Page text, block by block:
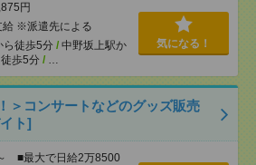
円
給 ※派遣先による
ら徒歩5分 / 中野坂上駅か
歩5分 / …
気になる！
＞コンサートなどのグッズ販売
ト]
■最大で日給2万8500